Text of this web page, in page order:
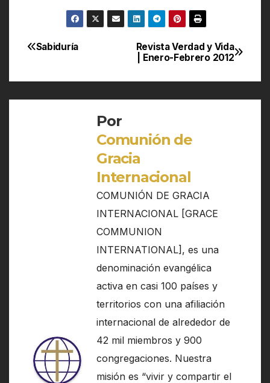
Navegación
de
entradas
Revista Verdad y Vida
| Enero-Febrero 2012
Sabiduría
Por
Comunión de
Gracia
Internacional
COMUNIÓN DE GRACIA
INTERNACIONAL [GRACE
COMMUNION
INTERNATIONAL], es una
denominación evangélica
activa en casi 100 países y
territorios con una afiliación
internacional de alrededor de
42 mil miembros y 900
congregaciones. Nuestra
misión es “vivir y compartir el